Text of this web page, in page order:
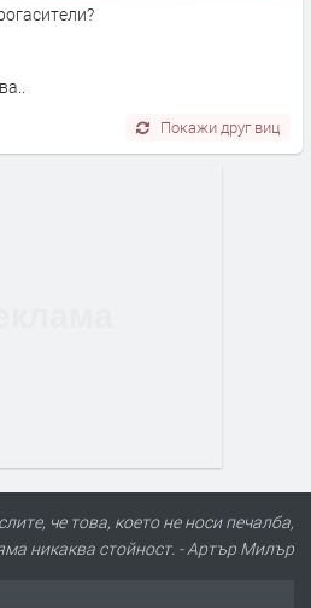
Покажи друг виц
че това, което не носи печалба,
никаква стойност. - Артър Милър